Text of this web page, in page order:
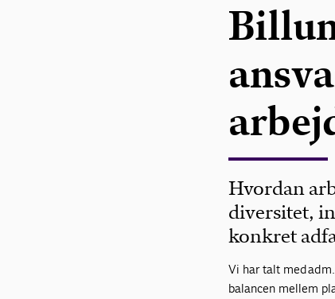
Hvordan
diversitet,
konkret
Vi har talt med
balancen mellem